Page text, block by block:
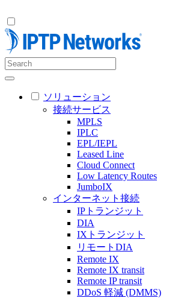
ソリューション
接続サービス
MPLS
IPLC
EPL/IEPL
Leased Line
Cloud Connect
Low Latency Routes
JumboIX
インターネット接続
IPトランジット
DIA
IXトランジット
リモートDIA
Remote IX
Remote IX transit
Remote IP transit
DDoS 軽減 (DMMS)